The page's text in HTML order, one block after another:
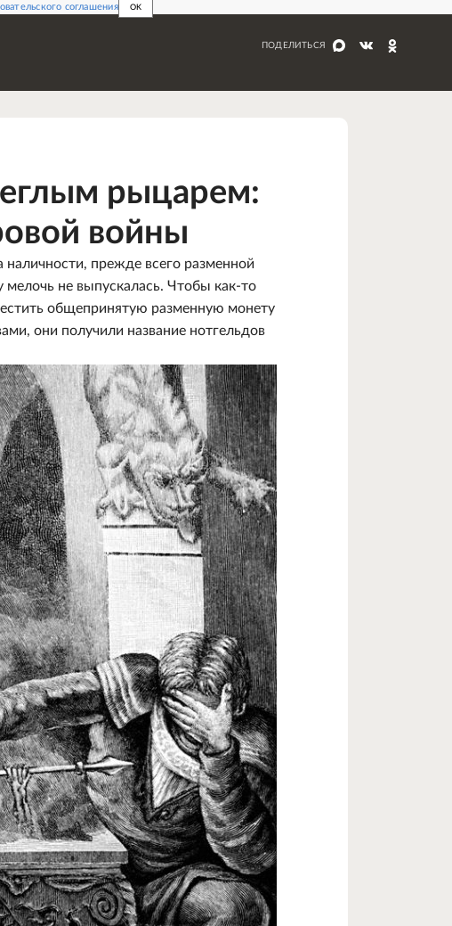
соглашения OK
ПОДЕЛИТЬСЯ
рыцарем:
войны
наличности, прежде всего разменной
не выпускалась. Чтобы как-то
общепринятую разменную монету
они получили название нотгельдов